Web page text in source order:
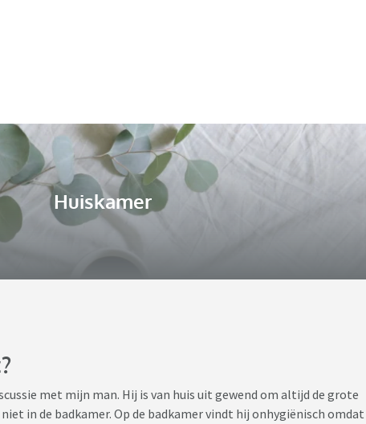
Huiskamer
met mijn man. Hij is van huis uit gewend om altijd de grote
in de badkamer. Op de badkamer vindt hij onhygiënisch omdat